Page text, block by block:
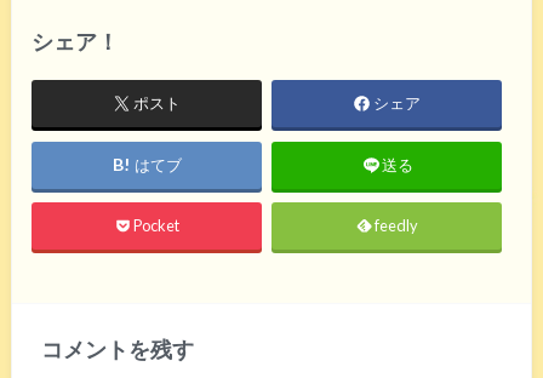
シェア！
ポスト シェア
はてブ 送る
Pocket feedly
コメントを残す